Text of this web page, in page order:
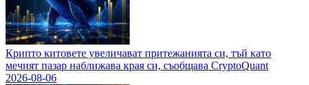
Крипто китовете увеличават притежанията си, тъй като
мечият пазар наближава края си, съобщава CryptoQuant
2026-08-06